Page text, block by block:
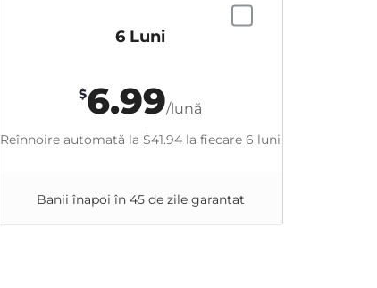
6 Luni
$6.99/lună
Reînnoire automată la $41.94 la fiecare 6 luni
Banii înapoi în 45 de zile garantat